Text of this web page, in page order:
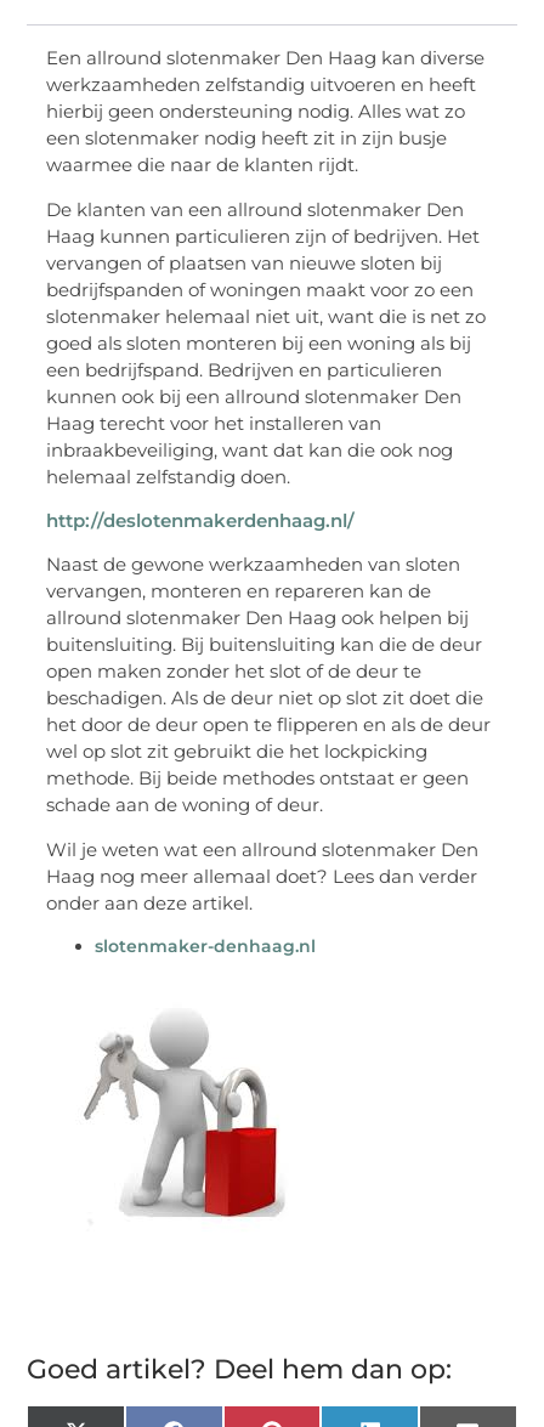
Een allround slotenmaker Den Haag kan diverse
werkzaamheden zelfstandig uitvoeren en heeft
hierbij geen ondersteuning nodig. Alles wat zo
een slotenmaker nodig heeft zit in zijn busje
waarmee die naar de klanten rijdt.
De klanten van een allround slotenmaker Den
Haag kunnen particulieren zijn of bedrijven. Het
vervangen of plaatsen van nieuwe sloten bij
bedrijfspanden of woningen maakt voor zo een
slotenmaker helemaal niet uit, want die is net zo
goed als sloten monteren bij een woning als bij
een bedrijfspand. Bedrijven en particulieren
kunnen ook bij een allround slotenmaker Den
Haag terecht voor het installeren van
inbraakbeveiliging, want dat kan die ook nog
helemaal zelfstandig doen.
http://deslotenmakerdenhaag.nl/
Naast de gewone werkzaamheden van sloten
vervangen, monteren en repareren kan de
allround slotenmaker Den Haag ook helpen bij
buitensluiting. Bij buitensluiting kan die de deur
open maken zonder het slot of de deur te
beschadigen. Als de deur niet op slot zit doet die
het door de deur open te flipperen en als de deur
wel op slot zit gebruikt die het lockpicking
methode. Bij beide methodes ontstaat er geen
schade aan de woning of deur.
Wil je weten wat een allround slotenmaker Den
Haag nog meer allemaal doet? Lees dan verder
onder aan deze artikel.
slotenmaker-denhaag.nl
Goed artikel? Deel hem dan op: